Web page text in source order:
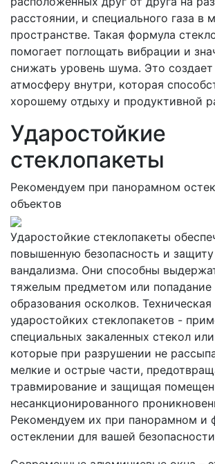
расстоянии, и специального газа в
пространстве. Такая формула
помогает поглощать вибрации и
снижать уровень шума. Это
атмосферу внутри, которая
хорошему отдыху и продуктивной
Ударостойкие
стеклопакеты
Рекомендуем при панорамном
объектов
Ударостойкие стеклопакеты
повышенную безопасность и защиту
вандализма. Они способны
тяжелым предметом или попадание
образования осколков.
ударостойких стеклопакетов -
специальных закаленных стекол
которые при разрушении не
мелкие и острые части,
травмирование и защищая
несанкционированного
Рекомендуем их при панорамном и
остеклении для вашей